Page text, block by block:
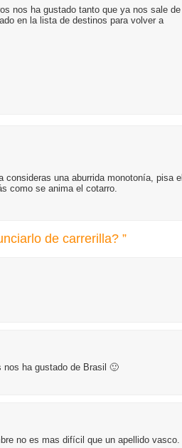
nos ha gustado tanto que ya nos sale de
en la lista de destinos para volver a
una aburrida monotonía, pisa el
como se anima el cotarro.
de carrerilla? ”
ha gustado de Brasil 🙂
no es mas difícil que un apellido vasco.